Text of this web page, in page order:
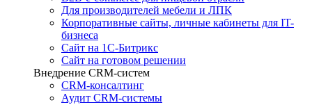
Для производителей мебели и ЛПК
Корпоративные сайты, личные кабинеты для IT-
бизнеса
Сайт на 1С-Битрикс
Сайт на готовом решении
Внедрение CRM-систем
CRM-консалтинг
Аудит CRM-системы